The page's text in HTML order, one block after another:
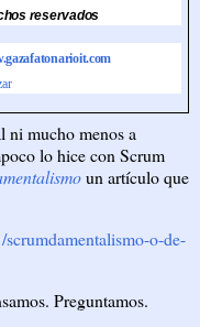
reservados
ni mucho menos a
lo hice con Scrum
un artículo que
o-de-
Preguntamos.